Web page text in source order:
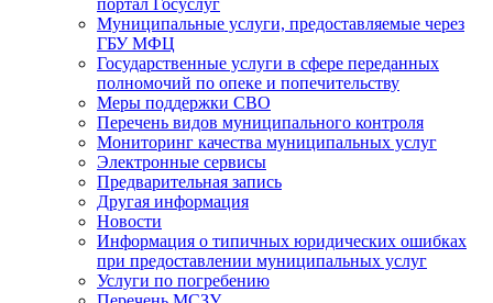
портал Госуслуг
Муниципальные услуги, предоставляемые через
ГБУ МФЦ
Государственные услуги в сфере переданных
полномочий по опеке и попечительству
Меры поддержки СВО
Перечень видов муниципального контроля
Мониторинг качества муниципальных услуг
Электронные сервисы
Предварительная запись
Другая информация
Новости
Информация о типичных юридических ошибках
при предоставлении муниципальных услуг
Услуги по погребению